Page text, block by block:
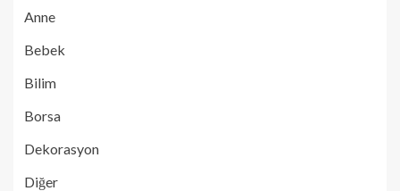
Anne
Bebek
Bilim
Borsa
Dekorasyon
Diğer